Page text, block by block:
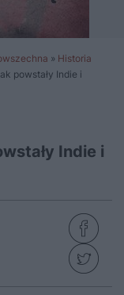
» Historia
powstały Indie i
Indie i